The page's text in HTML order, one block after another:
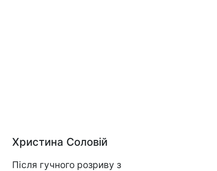
Христина Соловій
Після гучного розриву з